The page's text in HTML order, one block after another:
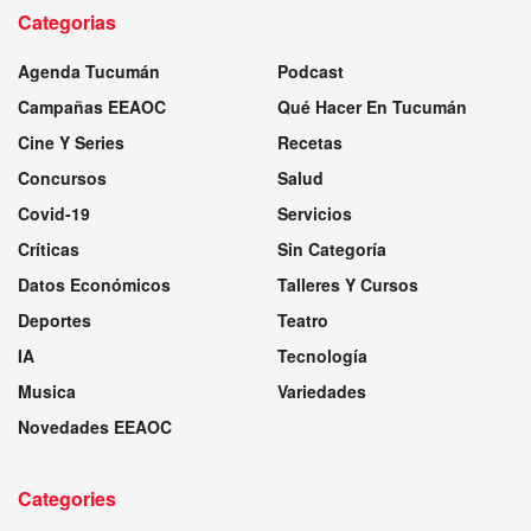
Categorias
Agenda Tucumán
Campañas EEAOC
Cine Y Series
Concursos
Covid-19
Críticas
Datos Económicos
Deportes
IA
Musica
Novedades EEAOC
Podcast
Qué Hacer En Tucumán
Recetas
Salud
Servicios
Sin Categoría
Talleres Y Cursos
Teatro
Tecnología
Variedades
Categories